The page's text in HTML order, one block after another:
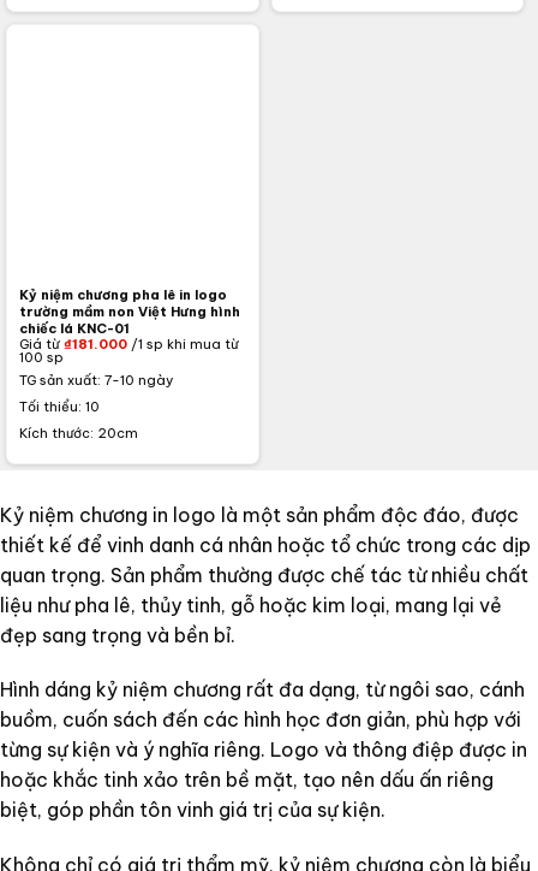
Kỷ niệm chương pha lê in logo
trường mầm non Việt Hưng hình
chiếc lá KNC-01
Giá từ ₫181.000 /1 sp khi mua từ
100 sp
TG sản xuất: 7-10 ngày
Tối thiểu: 10
Kích thước: 20cm
Kỷ niệm chương in logo là một sản phẩm độc đáo, được
thiết kế để vinh danh cá nhân hoặc tổ chức trong các dịp
quan trọng. Sản phẩm thường được chế tác từ nhiều chất
liệu như pha lê, thủy tinh, gỗ hoặc kim loại, mang lại vẻ
đẹp sang trọng và bền bỉ.
Hình dáng kỷ niệm chương rất đa dạng, từ ngôi sao, cánh
buồm, cuốn sách đến các hình học đơn giản, phù hợp với
từng sự kiện và ý nghĩa riêng. Logo và thông điệp được in
hoặc khắc tinh xảo trên bề mặt, tạo nên dấu ấn riêng
biệt, góp phần tôn vinh giá trị của sự kiện.
Không chỉ có giá trị thẩm mỹ, kỷ niệm chương còn là biểu